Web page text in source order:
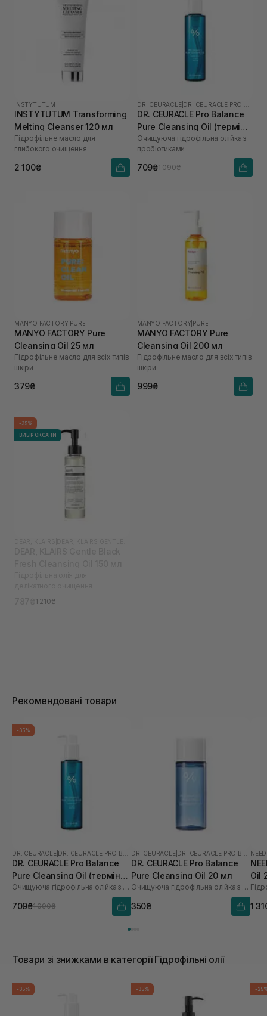
INSTYTUTUM
INSTYTUTUM Transforming
Melting Cleanser 120 мл
Гідрофільне масло для
глибокого очищення
2 100₴
DR. CEURACLE
DR. CEURACLE Pro Balance
Pure Cleansing Oil (термін
до 01.27р.) 155 мл
Очищуюча гідрофільна олійка з
пробіотиками
709₴1 090₴
MANYO FACTORY PURE
MANYO FACTORY Pure
Cleansing Oil 25 мл
Гідрофільне масло для всіх типів
шкіри
379₴
MANYO FACTORY PURE
MANYO FACTORY Pure
Cleansing Oil 200 мл
Гідрофільне масло для всіх типів
шкіри
999₴
-35%
ВИБІР ОКСАНИ
1 210₴
Рекомендовані товари
-35%
DR. CEURACLE
DR. CEURACLE Pro Balance
Pure Cleansing Oil (термін
до 01.27р.) 155 мл
Очищуюча гідрофільна олійка з пробіотиками
709₴1 090₴
DR. CEURACLE
DR. CEURACLE Pro Balance
Pure Cleansing Oil 20 мл
Очищуюча гідрофільна олійка з пробіотиками
350₴
Oil
1
Товари зі знижками в категорії Гідрофільні олії
-35% -35% -